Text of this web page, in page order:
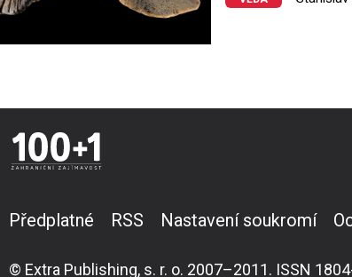
Předplatné RSS Nastavení soukromí
© Extra Publishing, s. r. o. 2007–2011. ISSN